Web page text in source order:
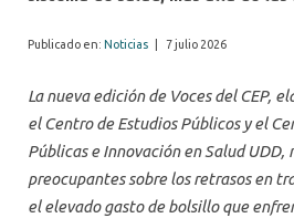
Publicado en: Noticias 7 julio 2026
La nueva edición de Voces del CEP,
el Centro de Estudios Públicos y el
Públicas e Innovación en Salud UDD,
preocupantes sobre los retrasos en
el elevado gasto de bolsillo que